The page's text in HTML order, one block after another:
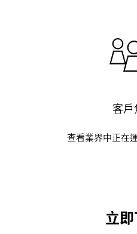
客戶
查看業界中正在
立